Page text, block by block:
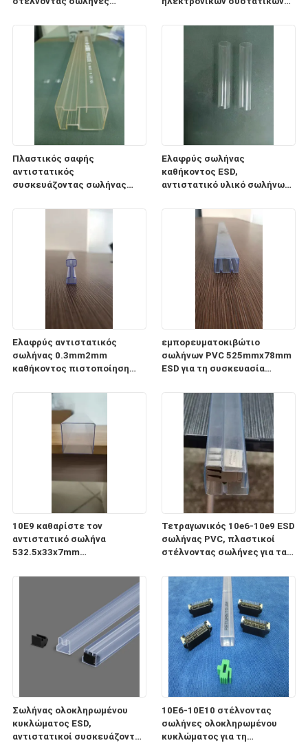
Πλαστικός σαφής
αντιστατικός
συσκευάζοντας σωλήνας
Ελαφρύς σωλήνας
καθήκοντος ESD,
αντιστατικό υλικό σωλήνων
ολοκληρωμένου κυκλώματος
Ελαφρύς αντιστατικός
σωλήνας 0.3mm2mm
καθήκοντος πιστοποίηση
εμπορευματοκιβώτιο
σωλήνων PVC 525mmx78mm
ESD για τη συσκευασία
ηλεκτρικού ρεύματος
10E9 καθαρίστε τον
αντιστατικό σωλήνα
532.5x33x7mm
ESD για τη συσκευασία και τη
Τετραγωνικός 10e6-10e9 ESD
σωλήνας PVC, πλαστικοί
στέλνοντας σωλήνες για τα
Σωλήνας ολοκληρωμένου
κυκλώματος ESD,
αντιστατικοί συσκευάζοντας
10E6-10E10 στέλνοντας
σωλήνες ολοκληρωμένου
κυκλώματος για τη